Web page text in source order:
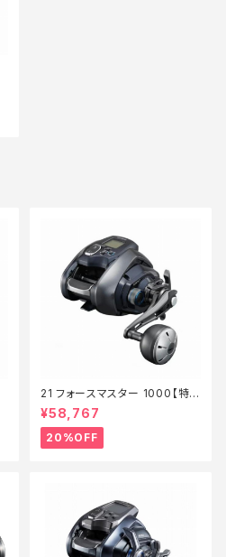
21 フォースマスター 1000【特
価リール】【20】
¥58,767
20%OFF